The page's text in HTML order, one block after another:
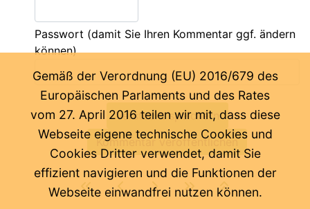
Passwort (damit Sie Ihren Kommentar ggf. ändern
können)
Gemäß der Verordnung (EU) 2016/679 des
Europäischen Parlaments und des Rates
vom 27. April 2016 teilen wir mit, dass diese
Webseite eigene technische Cookies und
Cookies Dritter verwendet, damit Sie
effizient navigieren und die Funktionen der
Webseite einwandfrei nutzen können.